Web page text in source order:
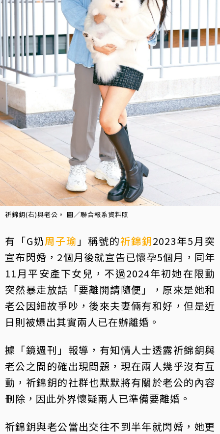
祈錦鈅(右)與老公。 圖／聯合報系資料照
有「G奶周子瑜 」稱號的祈錦鈅2023年5月突
宣布閃婚，2個月後就宣告已懷孕5個月，同年
11月平安產下女兒，不過2024年初她在限動
突然暴走放話「要離開請隨便」，原來是她和
老公因細故爭吵，後來夫妻倆有和好，但是近
日則被爆出其實兩人已在辦離婚。
據「鏡週刊」報導，有知情人士透露祈錦鈅與
老公之間的確出現問題，現在兩人幾乎沒有互
動，祈錦鈅的社群也默默將有關於老公的內容
刪除，因此外界懷疑兩人已準備要離婚。
祈錦鈅與老公當出交往不到半年就閃婚，她更